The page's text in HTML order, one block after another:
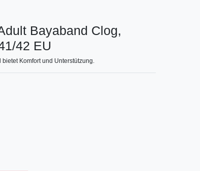
Bayaband Clog,
42 EU
Komfort und Unterstützung.